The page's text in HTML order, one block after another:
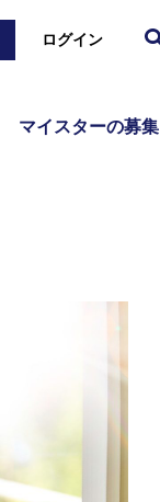
ログイン
マイスターの募集